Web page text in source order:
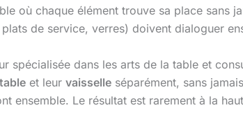
où chaque élément trouve sa place sans
de service, verres) doivent dialoguer
spécialisée dans les arts de la table et
et leur vaisselle séparément, sans
ensemble. Le résultat est rarement à la